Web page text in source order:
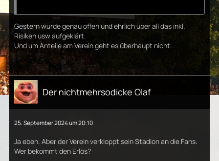
Gestern wurde genau offen und ehrlich über all das inkl.
Risiken usw aufgeklärt.
Und um Anteile am Verein geht es überhaupt nicht.
Der nichtmehrsodicke Olaf
25. September 2024 um 20:10
Ja eben. Aber der Verein verkloppt sein Stadion an die Fans.
Wer bekommt den Erlös?